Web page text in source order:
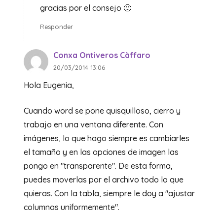
gracias por el consejo 🙂
Responder
Conxa Ontiveros Càffaro
20/03/2014 13:06
Hola Eugenia,
Cuando word se pone quisquilloso, cierro y
trabajo en una ventana diferente. Con
imágenes, lo que hago siempre es cambiarles
el tamaño y en las opciones de imagen las
pongo en "transparente". De esta forma,
puedes moverlas por el archivo todo lo que
quieras. Con la tabla, siempre le doy a "ajustar
columnas uniformemente".